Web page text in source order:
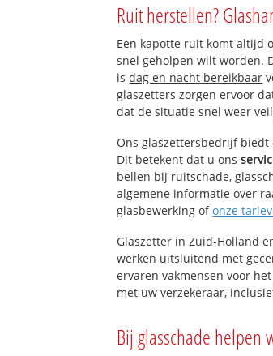
Ruit herstellen?
Een kapotte ruit komt altijd
snel geholpen wilt worden.
isdag en nacht bereikbaar
glaszetters zorgen ervoor
dat de situatie snel weer
Ons glaszettersbedrijf
Dit betekent dat u ons
bellen bij ruitschade,
algemene informatie over
glasbewerking ofonze
Glaszetter in Zuid-Holland
werken uitsluitend met
ervaren vakmensen voor
met uw verzekeraar,
Bij glasschade helpen